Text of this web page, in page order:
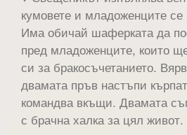
кумовете и младоженците се
Има обичай шаферката да
пред младоженците, които
си за бракосъчетанието.
двамата пръв настъпи
командва вкъщи. Двамата
с брачна халка за цял живот.